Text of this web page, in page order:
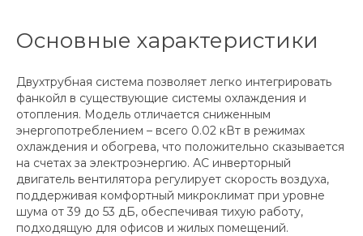
Основные характеристики
Двухтрубная система позволяет легко интегрировать
фанкойл в существующие системы охлаждения и
отопления. Модель отличается сниженным
энергопотреблением – всего 0.02 кВт в режимах
охлаждения и обогрева, что положительно сказывается
на счетах за электроэнергию. АС инверторный
двигатель вентилятора регулирует скорость воздуха,
поддерживая комфортный микроклимат при уровне
шума от 39 до 53 дБ, обеспечивая тихую работу,
подходящую для офисов и жилых помещений.